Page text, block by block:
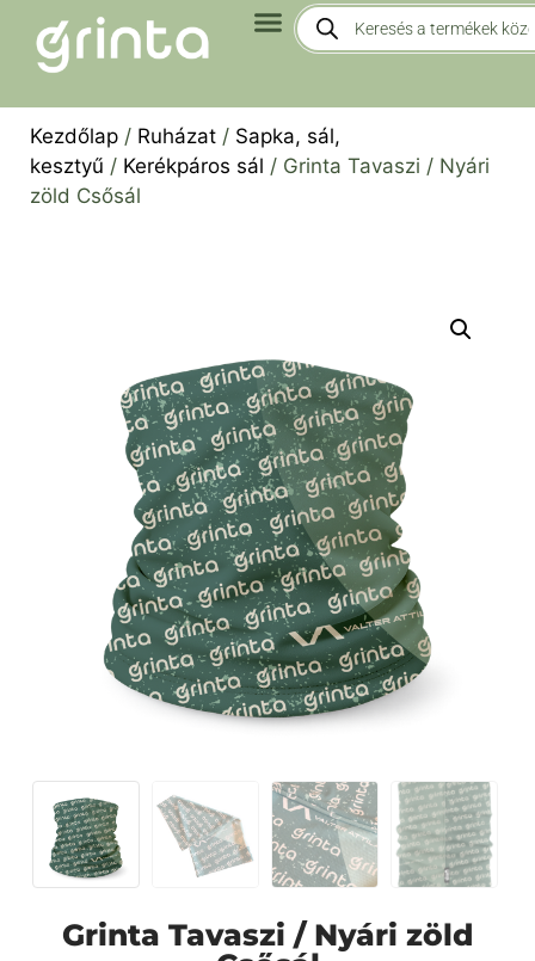
Kezdőlap / Ruházat / Sapka, sál,
kesztyű / Kerékpáros sál / Grinta Tavaszi / Nyári
zöld Csősál
Grinta Tavaszi / Nyári zöld